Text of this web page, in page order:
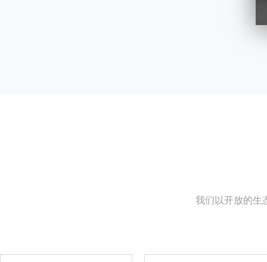
我们以开放的生